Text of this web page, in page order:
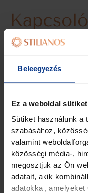
Beleegyezés
Ez a weboldal
Sütiket használunk a
szabásához,
valamint
közösségi média-,
megosztjuk az Ön
adatait, akik
adatokkal, amelyeket
Egyéb
Viceo 3
Ft